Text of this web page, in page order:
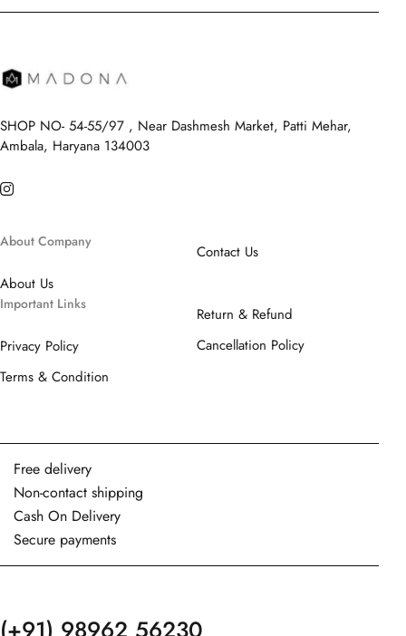
come true
SHOP NO- 54-55/97 , Near Dashmesh Market, Patti Mehar,
Ambala, Haryana 134003
About Company
About Us
Contact Us
Important Links
Privacy Policy
Terms & Condition
Return & Refund
Cancellation Policy
Free delivery
Non-contact shipping
Cash On Delivery
Secure payments
(+91) 98962 56230